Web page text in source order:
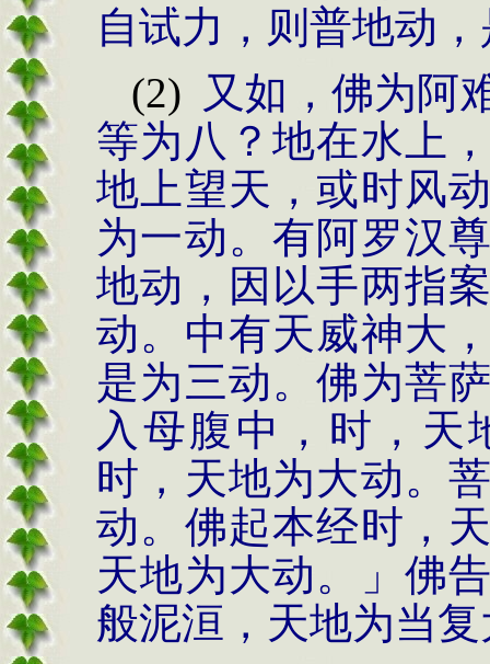
自试力，则普地动
(2) 又如，佛为阿
等为八？地在水上
地上望天，或时风
为一动。有阿罗汉
地动，因以手两指
动。中有天威神大
是为三动。佛为菩
入母腹中，时，天
时，天地为大动。
动。佛起本经时，
天地为大动。」佛
般泥洹，天地为当